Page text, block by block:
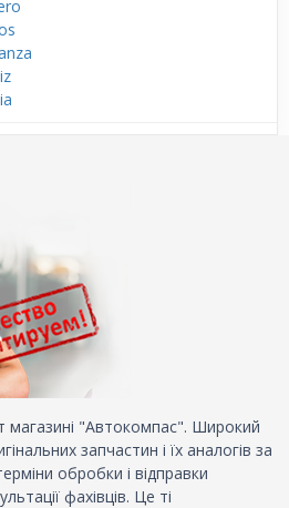
магазині "Автокомпас". Широкий
запчастин і їх аналогів за
обробки і відправки
фахівців. Це ті